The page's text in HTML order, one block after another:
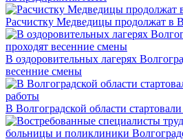
Расчистку Медведицы продолжат в
В оздоровительных лагерях
весенние смены
В Волгоградской области